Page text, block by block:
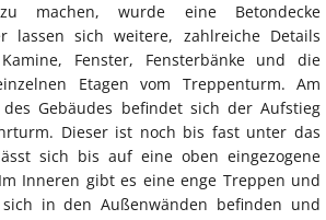
machen, wurde eine Betondecke
lassen sich weitere, zahlreiche Details
Fenster, Fensterbänke und die
Etagen vom Treppenturm. Am
Gebäudes befindet sich der Aufstieg
Dieser ist noch bis fast unter das
sich bis auf eine oben eingezogene
Inneren gibt es eine enge Treppen und
in den Außenwänden befinden und